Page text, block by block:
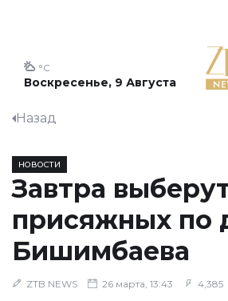
Воскресенье, 9 Августа
°C
Назад
НОВОСТИ
Завтра
присяжных по
Бишимбаева
ZTB NEWS 26 марта, 13:43 4,385